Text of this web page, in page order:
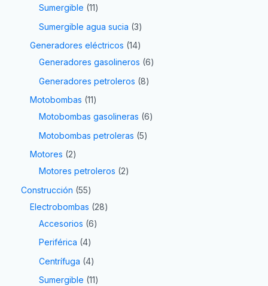
Sumergible 11
Sumergible agua sucia 3
Generadores eléctricos 14
Generadores gasolineros 6
Generadores petroleros 8
Motobombas 11
Motobombas gasolineras 6
Motobombas petroleras 5
Motores
2
Motores petroleros
2
Construcción 55
Electrobombas
28
Accesorios 6
Periférica 4
Centrífuga 4
Sumergible 11